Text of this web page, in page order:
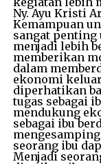
Ny. Ayu Kristi
Kemampuan
sangat penting
menjadi lebih
memberikan
dalam
ekonomi
diperhatikan
tugas sebagai
mendukung
sebagai ibu
seorang ibu
Menjadi